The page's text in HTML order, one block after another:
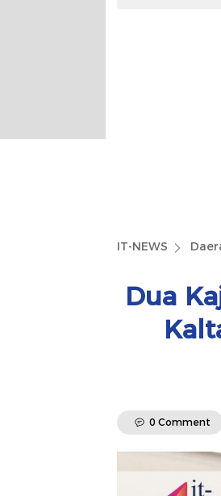
IT-NEWS
Dua
0 Comment